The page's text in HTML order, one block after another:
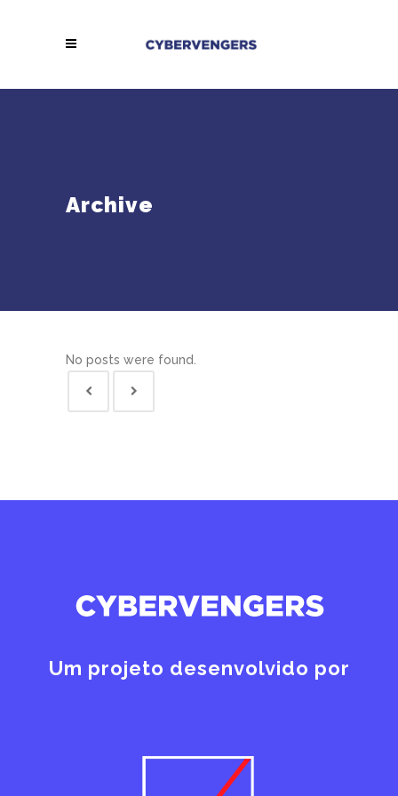
Archive
No posts were found.
Um projeto desenvolvido por